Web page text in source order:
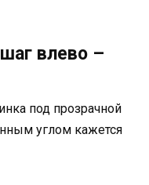
влево –
под прозрачной
углом кажется